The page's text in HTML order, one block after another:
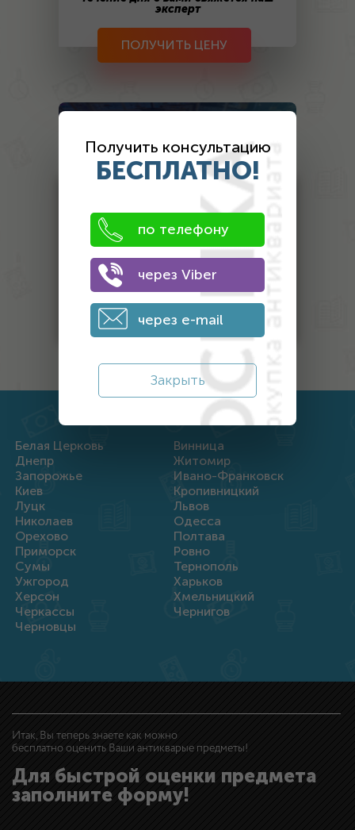
эксперт
ПОЛУЧИТЬ ЦЕНУ
антиквариата
Банкноты
Антиквариат
Другой антиквариат
Награды
Белая Церковь
Винница
Днепр
Житомир
Запорожье
Ивано-Франковск
Киев
Кропивницкий
Луцк
Львов
Николаев
Одесса
Орехово
Полтава
Приморск
Ровно
Сумы
Тернополь
Ужгород
Харьков
Херсон
Хмельницкий
Черкассы
Чернигов
Черновцы
Итак, Вы теперь знаете как можно
бесплатно оценить Ваши антикварые предметы!
Для быстрой оценки предмета
заполните форму!
Получить консультацию
БЕСПЛАТНО!
по телефону
через Viber
через e-mail
Закрыть